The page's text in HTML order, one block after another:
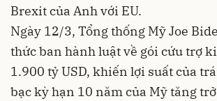
Brexit của Anh với EU.
Ngày 12/3, Tổng thống Mỹ Joe
thức ban hành luật về gói cứu trợ
1.900 tỷ USD, khiến lợi suất của
bạc kỳ hạn 10 năm của Mỹ tăng